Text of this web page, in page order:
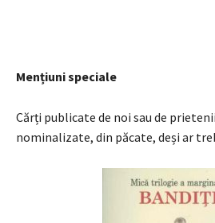
Mențiuni speciale
Cărți publicate de noi sau de
nominalizate, din păcate, deși ar